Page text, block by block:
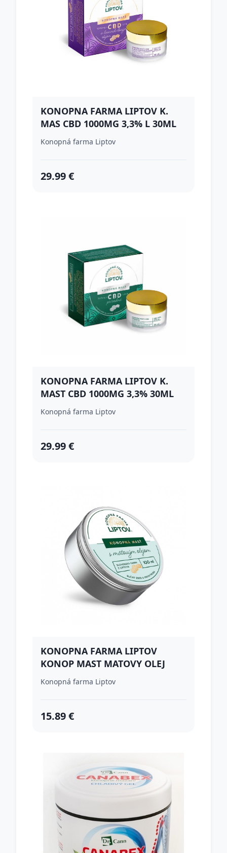
KONOPNA FARMA LIPTOV K.
MAS CBD 1000MG 3,3% L 30ML
Konopná farma Liptov
29.99 €
KONOPNA FARMA LIPTOV K.
MAST CBD 1000MG 3,3% 30ML
Konopná farma Liptov
29.99 €
KONOPNA FARMA LIPTOV
KONOP MAST MATOVY OLEJ
100ML
Konopná farma Liptov
15.89 €